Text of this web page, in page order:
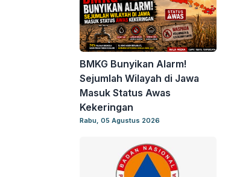
BMKG Bunyikan Alarm!
Sejumlah Wilayah di Jawa
Masuk Status Awas
Kekeringan
Rabu, 05 Agustus 2026